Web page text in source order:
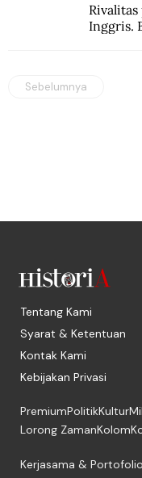
Rivalitas
Inggris.
Sebelumnya
Tentang Kami
Syarat & Ketentuan
Kontak Kami
Kebijakan Privasi
PremiumPolitikKultur
Lorong ZamanKolom
Kerjasama & Portofolio